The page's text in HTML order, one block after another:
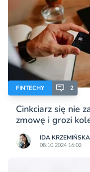
FINTECHY 2
Cinkciarz się nie
zmowę i grozi
IDA
08.10.2024 16:02